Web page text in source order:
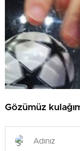
Gözümüz